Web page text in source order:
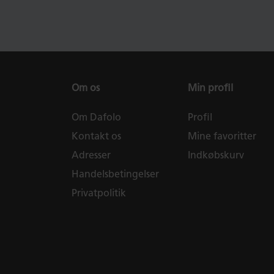
Om os
Om Dafolo
Kontakt os
Adresser
Handelsbetingelser
Privatpolitik
Min profil
Profil
Mine favoritter
Indkøbskurv